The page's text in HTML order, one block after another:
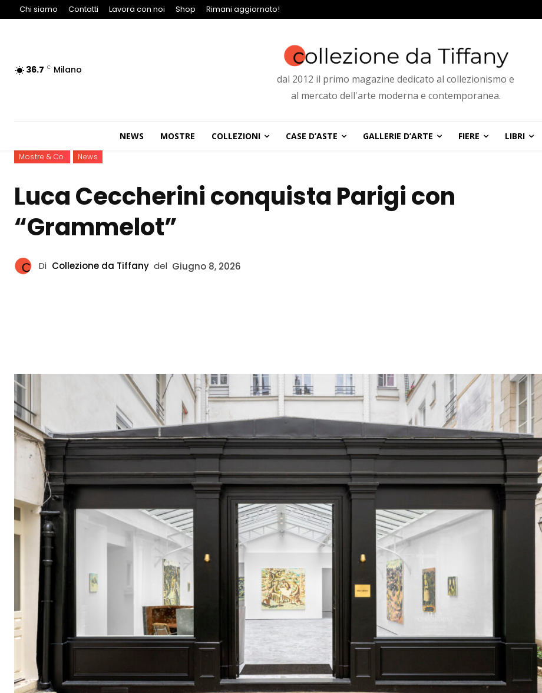
Chi siamo Contatti Lavora con noi Shop Rimani aggiornato!
36.7 C Milano
dal 2012 il primo magazine dedicato al collezionismo e
al mercato dell'arte moderna e contemporanea.
NEWS MOSTRE COLLEZIONI CASE D’ASTE GALLERIE D’ARTE FIERE LIBRI
Mostre & Co. News
Luca Ceccherini conquista Parigi con
“Grammelot”
Di Collezione da Tiffany del Giugno 8, 2026